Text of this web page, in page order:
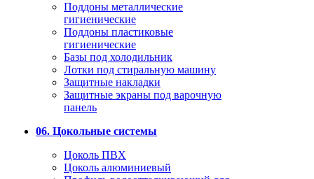
Поддоны металлические
гигиенические
Поддоны пластиковые
гигиенические
Базы под холодильник
Лотки под стиральную машину
Защитные накладки
Защитные экраны под варочную
панель
06. Цокольные системы
Цоколь ПВХ
Цоколь алюминиевый